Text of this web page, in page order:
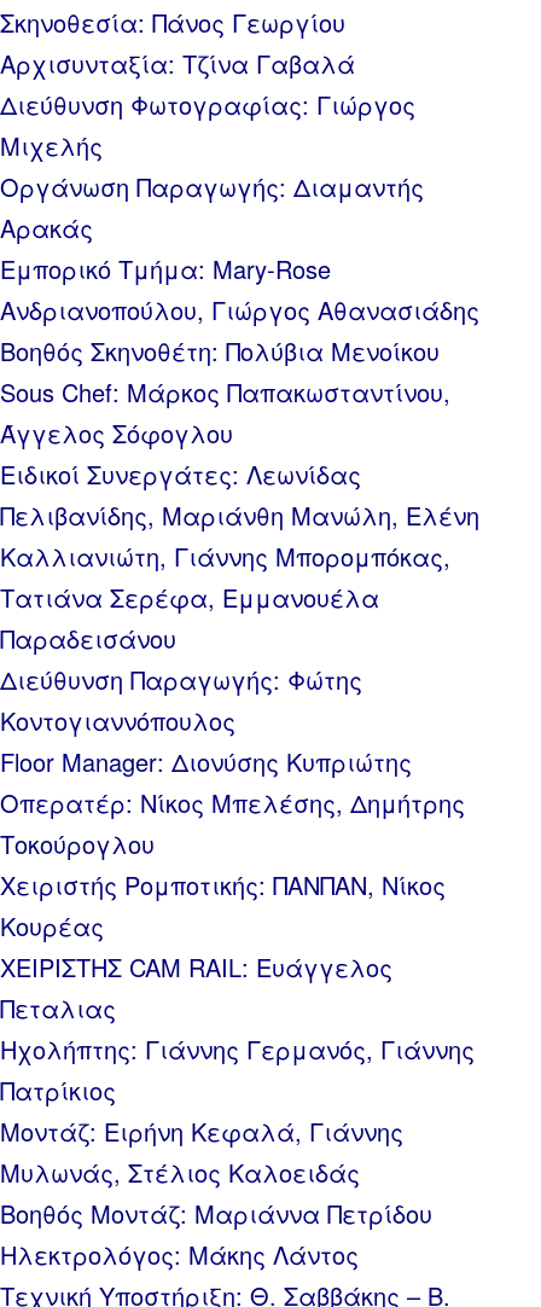
Σκηνοθεσία: Πάνος Γεωργίου
Αρχισυνταξία: Τζίνα Γαβαλά
Διεύθυνση Φωτογραφίας: Γιώργος
Μιχελής
Οργάνωση Παραγωγής: Διαμαντής
Αρακάς
Εμπορικό Τμήμα: Mary-Rose
Ανδριανοπούλου, Γιώργος Αθανασιάδης
Βοηθός Σκηνοθέτη: Πολύβια Μενοίκου
Sous Chef: Μάρκος Παπακωσταντίνου,
Άγγελος Σόφογλου
Ειδικοί Συνεργάτες: Λεωνίδας
Πελιβανίδης, Μαριάνθη Μανώλη, Ελένη
Καλλιανιώτη, Γιάννης Μπορομπόκας,
Τατιάνα Σερέφα, Εμμανουέλα
Παραδεισάνου
Διεύθυνση Παραγωγής: Φώτης
Κοντογιαννόπουλος
Floor Manager: Διονύσης Κυπριώτης
Οπερατέρ: Νίκος Μπελέσης, Δημήτρης
Τοκούρογλου
Χειριστής Ρομποτικής: ΠΑΝΠΑΝ, Νίκος
Κουρέας
ΧΕΙΡΙΣΤΗΣ CAM RAIL: Ευάγγελος
Πεταλιας
Ηχολήπτης: Γιάννης Γερμανός, Γιάννης
Πατρίκιος
Μοντάζ: Ειρήνη Κεφαλά, Γιάννης
Μυλωνάς, Στέλιος Καλοειδάς
Βοηθός Μοντάζ: Μαριάννα Πετρίδου
Ηλεκτρολόγος: Μάκης Λάντος
Τεχνική Υποστήριξη: Θ. Σαββάκης – Β.